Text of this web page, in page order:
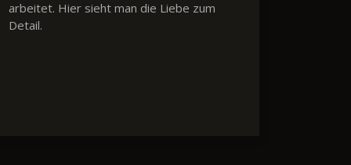
arbeitet. Hier sieht man die Liebe zum
Detail.